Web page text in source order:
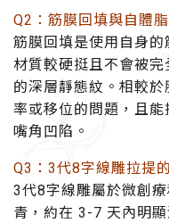
Q2：筋膜回填與自體
筋膜回填是使用自身
材質較硬挺且不會被
的深層靜態紋。相較
率或移位的問題，且
嘴角凹陷。
Q3：3代8字線雕拉提
3代8字線雕屬於微創
青，約在 3-7 天內明